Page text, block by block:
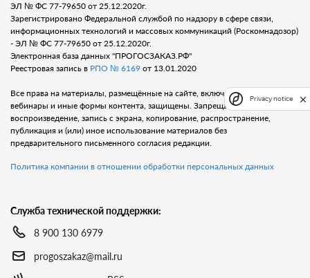
ЭЛ № ФС 77-79650 от 25.12.2020г.
Зарегистрировано Федеральной службой по надзору в сфере связи,
информационных технологий и массовых коммуникаций (Роскомнадозор)
- ЭЛ № ФС 77-79650 от 25.12.2020г.
Электронная база данных "ПРОГОСЗАКАЗ.РФ"
Реестровая запись в РПО № 6169 от 13.01.2020
Все права на материалы, размещённые на сайте, включая тексты, видео,
вебинары и иные формы контента, защищены. Запрещается любое
воспроизведение, запись с экрана, копирование, распространение,
публикация и (или) иное использование материалов без
предварительного письменного согласия редакции.
Политика компании в отношении обработки персональных данных
Служба технической поддержки:
8 900 130 6979
progoszakaz@mail.ru
Privacy notice